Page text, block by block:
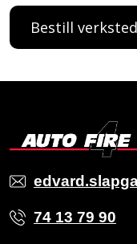
Bestill
74 13 79 90